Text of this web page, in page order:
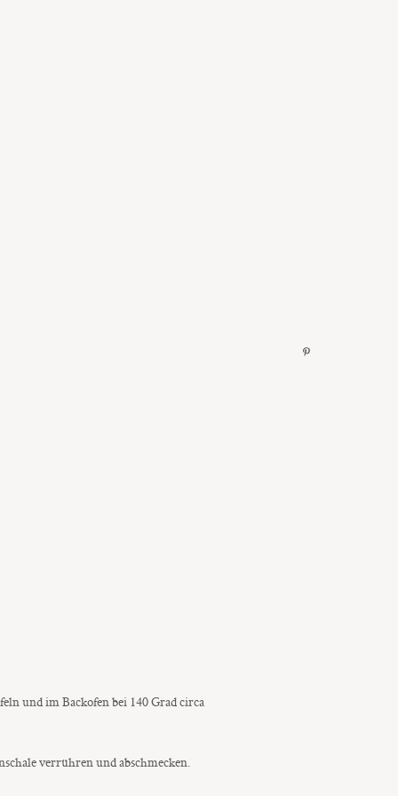
und im Backofen bei 140 Grad circa
verrühren und abschmecken.